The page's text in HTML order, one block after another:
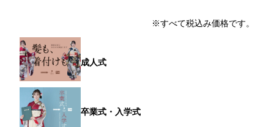
※すべて税込み価格です。
成人式
卒業式・入学式